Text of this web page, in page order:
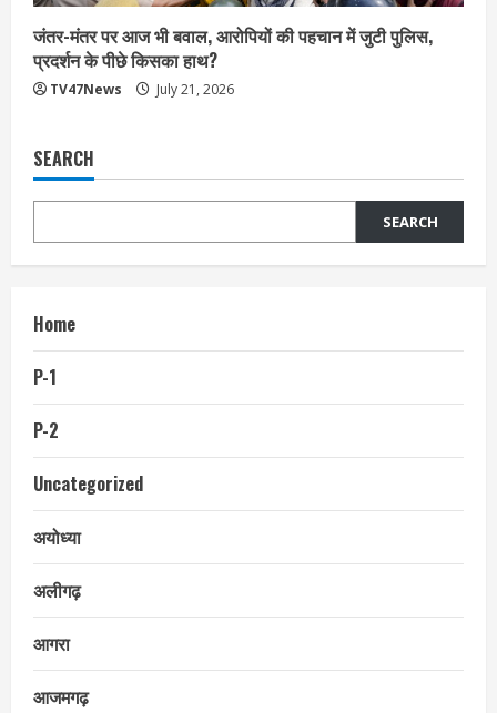
जंतर-मंतर पर आज भी बवाल, आरोपियों की पहचान में जुटी पुलिस,
प्रदर्शन के पीछे किसका हाथ?
TV47News July 21, 2026
SEARCH
SEARCH
Home
P-1
P-2
Uncategorized
अयोध्या
अलीगढ़
आगरा
आजमगढ़